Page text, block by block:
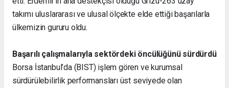
takımı uluslararası ve ulusal ölçekte elde ettiği başarılarla
ülkemizin gururu oldu.
Başarılı çalışmalarıyla sektördeki öncülüğünü sürdürdü
Borsa İstanbul’da (BIST) işlem gören ve kurumsal
sürdürülebilirlik performansları üst seviyede olan